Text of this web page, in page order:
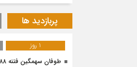
پربازدید ها
1 روز